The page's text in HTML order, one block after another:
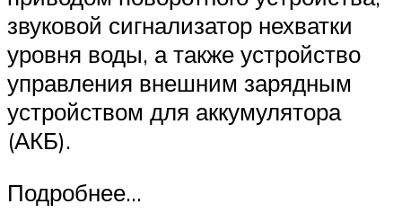
звуковой сигнализатор нехватки
уровня воды, а также устройство
управления внешним зарядным
устройством для аккумулятора
(АКБ).
Подробнее…